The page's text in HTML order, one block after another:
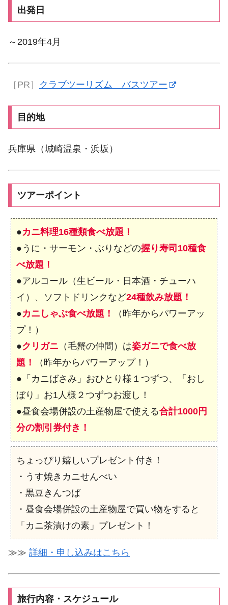
出発日
～2019年4月
［PR］ クラブツーリズム バスツアー
目的地
兵庫県（城崎温泉・浜坂）
ツアーポイント
●カニ料理16種類食べ放題！
●うに・サーモン・ぶりなどの握り寿司10種食
べ放題！
●アルコール（生ビール・日本酒・チューハ
イ）、ソフトドリンクなど24種飲み放題！
●カニしゃぶ食べ放題！
（昨年からパワーアッ
プ！）
●クリガニ （毛蟹の仲間）は姿ガニで食べ放
題！
（昨年からパワーアップ！）
●「カニばさみ」おひとり様１つずつ、「おし
ぼり」お1人様２つずつお渡し！
●昼食会場併設の土産物屋で使える合計1000円
分の割引券付き！
ちょっぴり嬉しいプレゼント付き！
・うす焼きカニせんべい
・黒豆きんつば
・昼食会場併設の土産物屋で買い物をすると
「カニ茶漬けの素」プレゼント！
≫≫ 詳細・申し込みはこちら
旅行内容・スケジュール